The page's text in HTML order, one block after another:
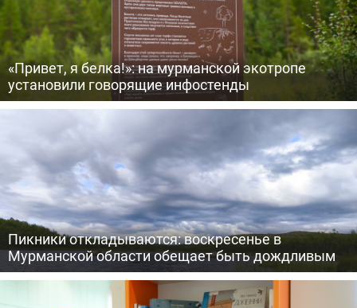
«Привет, я белка!»: на мурманской экотропе
установили говорящие инфостенды
Пикники откладываются: воскресенье в
Мурманской области обещает быть дождливым